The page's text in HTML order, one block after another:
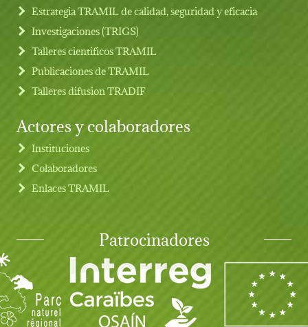
Estrategia TRAMIL de calidad, seguridad y eficacia
Investigaciones (TRIGS)
Talleres cientificos TRAMIL
Publicaciones de TRAMIL
Talleres difusion TRADIF
Actores y colaboradores
Instituciones
Colaboradores
Enlaces TRAMIL
Patrocinadores